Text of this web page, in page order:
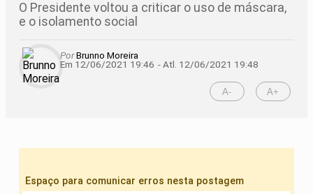
O Presidente voltou a criticar o uso de máscara,
e o isolamento social
PorBrunno Moreira
Em 12/06/2021 19:46 - Atl. 12/06/2021 19:48
A- A+
Espaço para comunicar erros nesta postagem